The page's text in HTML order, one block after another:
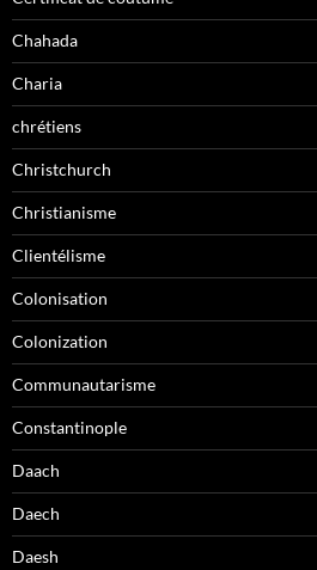
Chahada
Charia
chrétiens
Christchurch
Christianisme
Clientélisme
Colonisation
Colonization
Communautarisme
Constantinople
Daach
Daech
Daesh